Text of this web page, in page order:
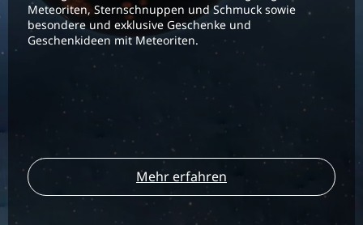
Meteoriten, Sternschnuppen und Schmuck sowie
besondere und exklusive Geschenke und
Geschenkideen mit Meteoriten.
Mehr erfahren